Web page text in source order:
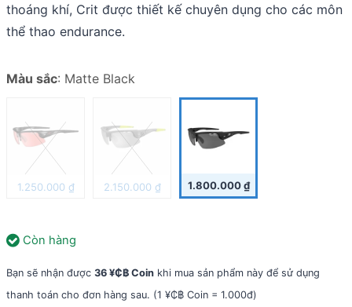
thoáng khí, Crit được thiết kế chuyên dụng cho các môn
thể thao endurance.
Màu sắc: Matte Black
1.250.000 ₫ 2.150.000 ₫ 1.800.000₫
Còn hàng
Bạn sẽ nhận được 36 ¥₵฿ Coin khi mua sản phẩm này để sử dụng
thanh toán cho đơn hàng sau. (1 ¥₵฿ Coin = 1.000đ)